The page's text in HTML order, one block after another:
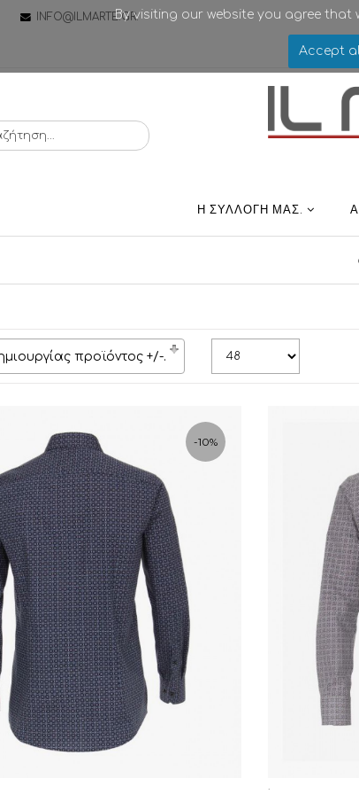
INFO@ILMARTE.GR.
Η ΣΥΛΛΟΓΉ ΜΑΣ
προϊόντος +/-.
-10%
.
By visiting our website you agree that
Accept